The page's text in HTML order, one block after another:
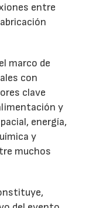
entre
marco de
con
clave
y
energía,
y
muchos